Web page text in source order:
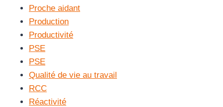
Proche aidant
Production
Productivité
PSE
PSE
Qualité de vie au travail
RCC
Réactivité